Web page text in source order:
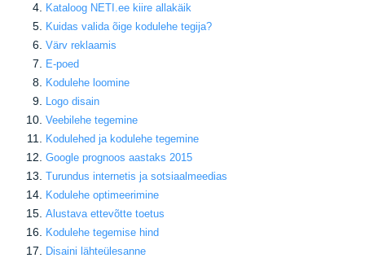
Kataloog NETI.ee kiire allakäik
Kuidas valida õige kodulehe tegija?
Värv reklaamis
E-poed
Kodulehe loomine
Logo disain
Veebilehe tegemine
Kodulehed ja kodulehe tegemine
Google prognoos aastaks 2015
Turundus internetis ja sotsiaalmeedias
Kodulehe optimeerimine
Alustava ettevõtte toetus
Kodulehe tegemise hind
Disaini lähteülesanne